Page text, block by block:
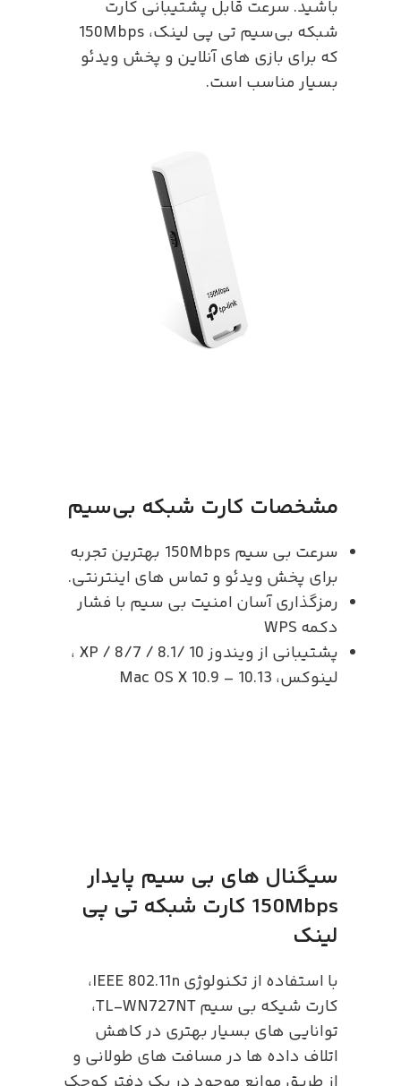
باشید. سرعت قابل پشتیبانی کارت
شبکه بی‌سیم تی پی لینک، 150Mbps
که برای بازی های آنلاین و پخش ویدئو
بسیار مناسب است.
مشخصات کارت شبکه بی‌سیم
سرعت بی سیم 150Mbps بهترین تجربه
برای پخش ویدئو و تماس های اینترنتی.
رمزگذاری آسان امنیت بی سیم با فشار
دکمه WPS
پشتیبانی از ویندوز 10 /8.1 / 8/7 / XP ،
لینوکس، Mac OS X 10.9 – 10.13
سیگنال های بی سیم پایدار
150Mbps کارت شبکه تی پی
لینک
با استفاده از تکنولوژی IEEE 802.11n،
کارت شیکه بی سیم TL-WN727NT،
توانایی های بسیار بهتری در کاهش
اتلاف داده ها در مسافت های طولانی و